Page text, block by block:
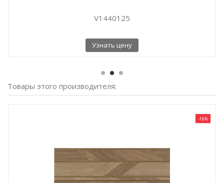
V1440125
Узнать цену
Товары этого производителя:
-16%